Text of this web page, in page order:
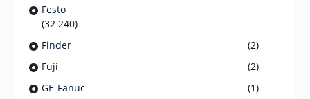
Festo
(32 240)
Finder
(2)
Fuji
(2)
GE-Fanuc
(1)